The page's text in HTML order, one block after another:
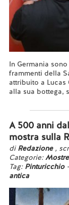
In Germania
frammenti della
attribuito a Lucas
alla sua bottega,
A 500 anni
mostra sulla
di Redazione ,
Categorie:Mostre
Tag: Pinturicchio-
antica